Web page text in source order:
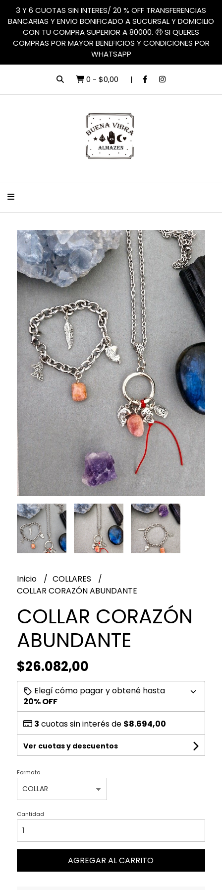
3 Y 6 CUOTAS SIN INTERES/ 20 % OFF TRANSFERENCIAS
BANCARIAS Y ENVIO BONIFICADO A SUCURSAL Y DOMICILIO
CON TU COMPRA SUPERIOR A 80000. 🤑 SI QUERES
COMPRAS POR MAYOR BENEFICIOS Y CONDICIONES POR
WHATSAPP
0 - $0,00
Inicio
COLLARES
COLLAR CORAZÓN ABUNDANTE
COLLAR CORAZÓN
ABUNDANTE
$26.082,00
Elegí cómo pagar y obtené hasta
20% OFF
3 cuotas sin interés de $8.694,00
Ver cuotas y descuentos
Formato
Cantidad
AGREGAR AL CARRITO